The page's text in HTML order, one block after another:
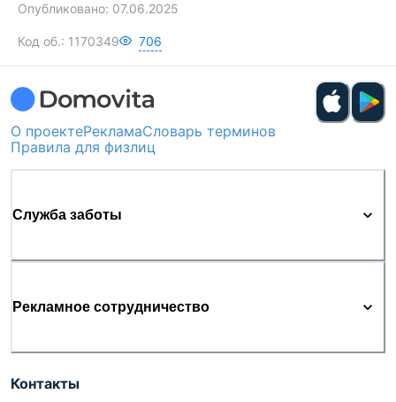
Опубликовано: 07.06.2025
Код об.: 1170349 706
О проектеРекламаСловарь терминов
Правила для физлиц
Служба заботы
Рекламное сотрудничество
Контакты